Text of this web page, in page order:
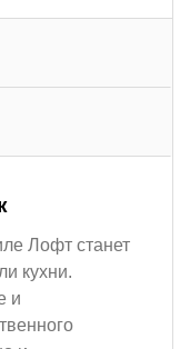
Лофт станет
кухни.
и